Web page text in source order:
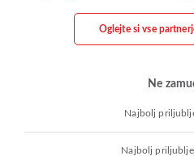
Oglejte si vse
Ne
Najbolj
Najbolj